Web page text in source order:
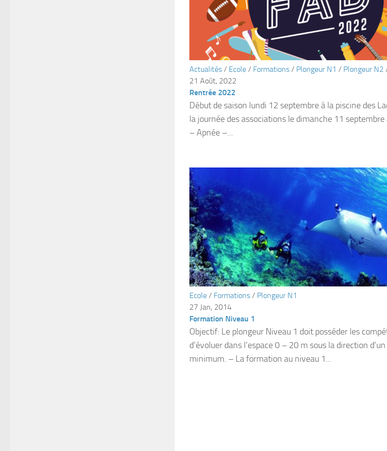
Actualités / Ecole / Formations / Plongeur N1 / Plongeur N2
21 Août, 2022
Rentrée 2022
Début de saison lundi 12 septembre à la piscine des
la journée des associations le dimanche 11 septembre
– Apnée –...
Ecole / Formations / Plongeur N1
27 Jan, 2014
Formation Niveau 1
Objectif: Le plongeur Niveau 1 doit posséder les
d’évoluer dans l’espace 0 – 20 m sous la direction
minimum. – La formation au niveau 1...